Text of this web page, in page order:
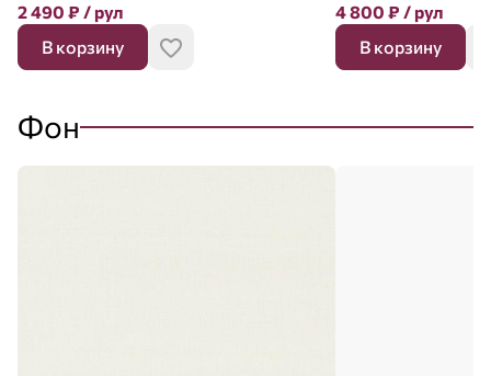
2 490 ₽ / рул
В корзину
4 800 ₽ / рул
В корзину
Фон